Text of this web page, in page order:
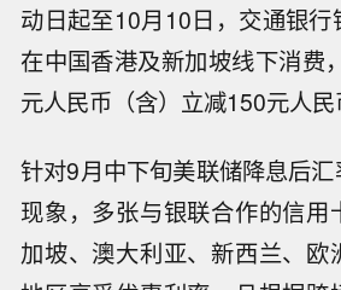
动日起至10月10日，交通银
在中国香港及新加坡线下消费
元人民币（含）立减150元人民
针对9月中下旬美联储降息后
现象，多张与银联合作的信用
加坡、澳大利亚、新西兰、欧